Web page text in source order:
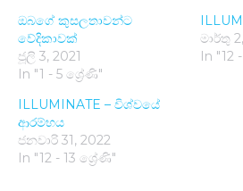
ඔබගේ කුසලතාවන්ට
වේදිකාවක්
ජූලි 3, 2021
In "1 - 5 ශ්‍රේණි"
මාර්තු
In "12
ILLUMINATE – විශ්වයේ
ආරම්භ​ය
ජනවාරි 31, 2022
In "12 - 13 ශ්‍රේණි"